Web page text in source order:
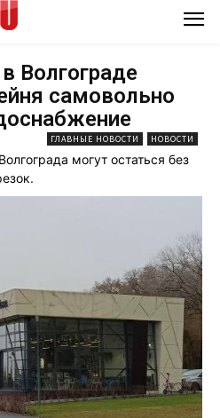
Волгограде
самовольно
ГЛАВНЫЕ НОВОСТИ НОВОСТИ
могут остаться без